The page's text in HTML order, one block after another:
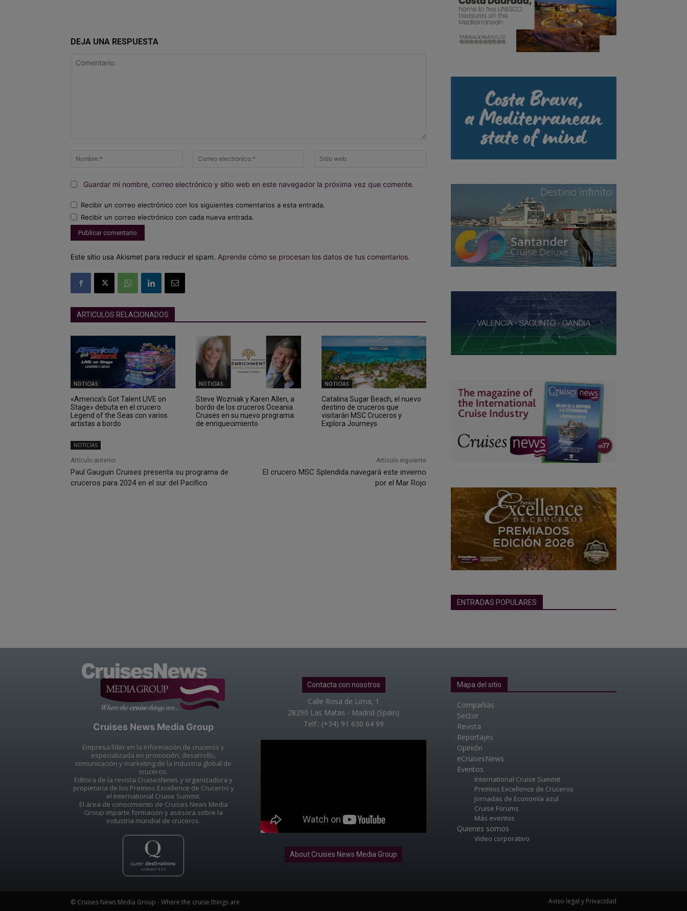
DEJA UNA RESPUESTA
Nombre:*
Correo
Guardar mi nombre, correo electrónico y sitio web en este navegador la próxima vez que comente.
Recibir un correo electrónico con los siguientes comentarios a esta entrada.
Recibir un correo electrónico con cada nueva entrada.
Este sitio usa Akismet para reducir el spam. Aprende cómo se procesan los datos de tus comentarios.
ARTICULOS RELACIONADOS
NOTICIAS
«America’s Got Talent LIVE on
Stage» debuta en el crucero
Legend of the Seas con varios
artistas a bordo
NOTICIAS
Steve Wozniak y Karen Allen, a
bordo de los cruceros Oceania
Cruises en su nuevo programa
de enriquecimiento
NOTICIAS
Catalina Sugar Beach, el nuevo
destino de cruceros que
visitarán MSC Cruceros y
Explora Journeys
NOTICIAS
Artículo anterior
Paul Gauguin Cruises presenta su programa de
cruceros para 2024 en el sur del Pacífico
Artículo siguiente
El crucero MSC Splendida navegará este invierno
por el Mar Rojo
ENTRADAS POPULARES
Cruises News Media Group
Empresa líder en la información de cruceros y
especializada en promoción, desarrollo,
comunicación y marketing de la industria global de
cruceros.
Editora de la revista CruisesNews y organizadora y
propietaria de los Premios Excellence de Cruceros y
el International Cruise Summit.
El área de conocimiento de Cruises News Media
Group imparte formación y asesora sobre la
industria mundial de cruceros.
Contacta con nosotros
Calle Rosa de Lima, 1
28290 Las Matas - Madrid (Spain)
Telf.: (+34) 91 630 64 99
About Cruises News Media Group
Mapa del sitio
Compañías
Sector
Revista
Reportajes
Opinión
eCruisesNews
Eventos
International Cruise Summit
Premios Excellence de Cruceros
Jornadas de Economía azul
Cruise Forums
Más eventos
Quienes somos
Video corporativo
© Cruises News Media Group - Where the cruise things are Aviso legal y Privacidad